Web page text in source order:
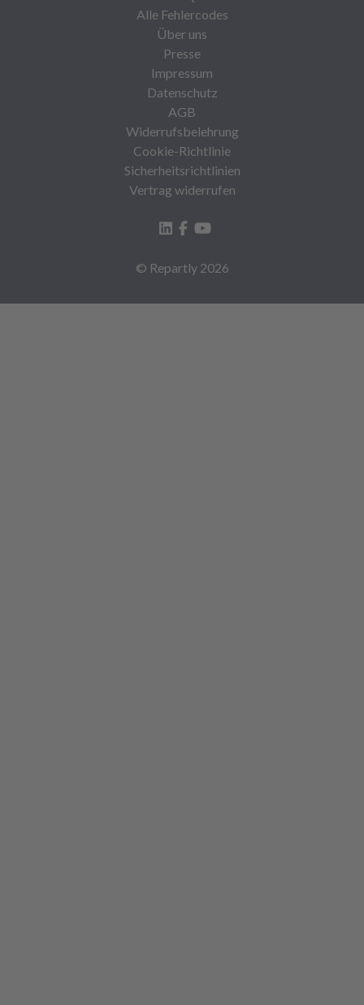
Alle Fehlercodes
Über uns
Presse
Impressum
Datenschutz
AGB
Widerrufsbelehrung
Cookie-Richtlinie
Sicherheitsrichtlinien
Vertrag widerrufen
© Repartly 2026